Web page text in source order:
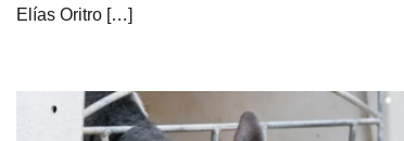
Elías Oritro […]